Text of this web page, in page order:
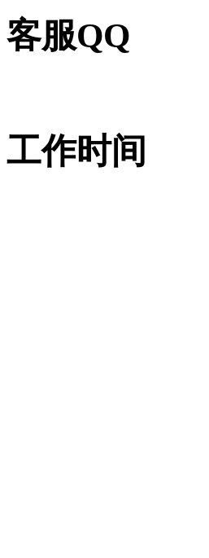
客服QQ
工作时间